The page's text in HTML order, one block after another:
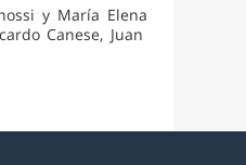
y María Elena
Canese, Juan